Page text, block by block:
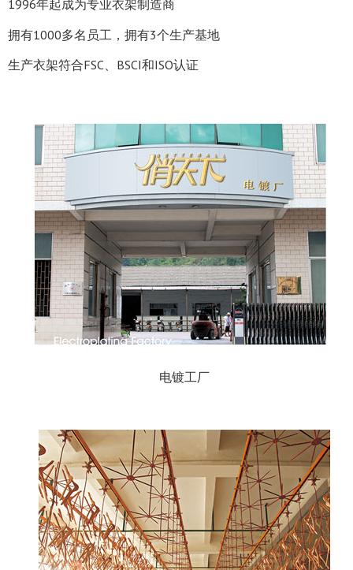
1996年起成为专业衣架制造商
拥有1000多名员工，拥有3个生产基地
生产衣架符合FSC、BSCI和ISO认证
电镀工厂